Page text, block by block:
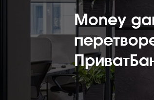
Money